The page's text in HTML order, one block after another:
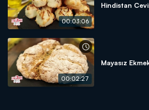
00:03:06
Hindistan
00:02:27
Mayasız